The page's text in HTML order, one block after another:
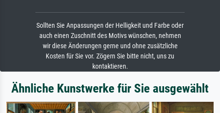
Sollten Sie Anpassungen der Helligkeit und Farbe oder
auch einen Zuschnitt des Motivs wünschen, nehmen
wir diese Änderungen gerne und ohne zusätzliche
Kosten für Sie vor. Zögern Sie bitte nicht, uns zu
kontaktieren.
Ähnliche Kunstwerke für Sie ausgewählt